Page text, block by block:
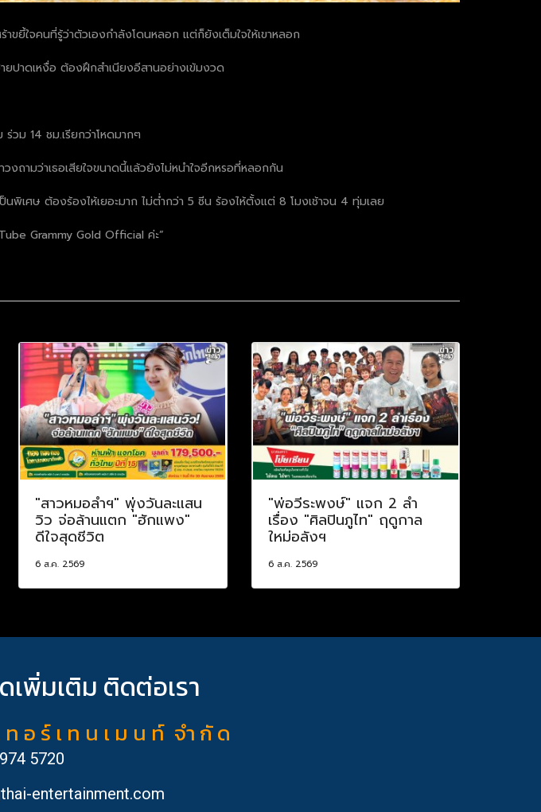
ยี้ใจคนที่รู้ว่าตัวเองกำลังโดนหลอก แต่ก็ยังเต็มใจให้เขาหลอก
ยปาดเหงื่อ ต้องฝึกสำเนียงอีสานอย่างเข้มงวด
วม 14 ชม.เรียกว่าโหดมากๆ
ามว่าเธอเสียใจขนาดนี้แล้วยังไม่หนำใจอีกหรอที่หลอกกัน
พิเศษ ต้องร้องไห้เยอะมาก ไม่ต่ำกว่า 5 ซีน ร้องไห้ตั้งแต่ 8 โมงเช้าจน 4 ทุ่มเลย
Grammy Gold Official ค่ะ”
"สาวหมอลำฯ" พุ่งวันละแสน
วิว จ่อล้านแตก "ฮักแพง"
ดีใจสุดชีวิต
6 ส.ค. 2569
"พ่อวีระพงษ์" แจก 2 ลำ
เรื่อง "ศิลปินภูไท" ฤดูกาล
ใหม่อลังฯ
6 ส.ค. 2569
เพิ่มเติม ติดต่อเรา
อ ร์ เ ท น เ ม น ท์ จำ กั ด
5720
entertainment.com